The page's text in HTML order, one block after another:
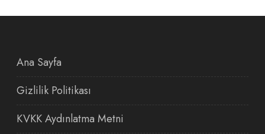
Ana Sayfa
Gizlilik Politikası
KVKK Aydınlatma Metni